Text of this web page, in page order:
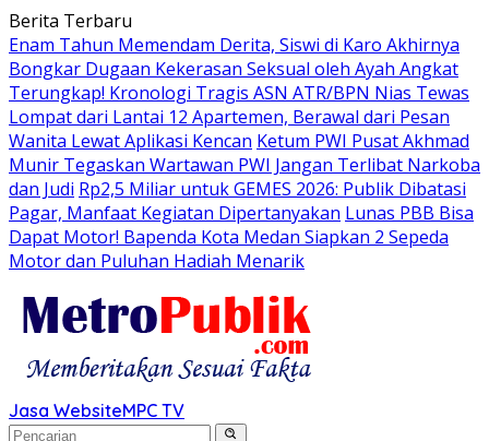
Langsung
ke
konten
Berita Terbaru
Enam Tahun Memendam Derita, Siswi di Karo Akhirnya
Bongkar Dugaan Kekerasan Seksual oleh Ayah Angkat
Terungkap! Kronologi Tragis ASN ATR/BPN Nias Tewas
Lompat dari Lantai 12 Apartemen, Berawal dari Pesan
Wanita Lewat Aplikasi Kencan Ketum PWI Pusat Akhmad
Munir Tegaskan Wartawan PWI Jangan Terlibat Narkoba
dan Judi Rp2,5 Miliar untuk GEMES 2026: Publik Dibatasi
Pagar, Manfaat Kegiatan Dipertanyakan Lunas PBB Bisa
Dapat Motor! Bapenda Kota Medan Siapkan 2 Sepeda
Motor dan Puluhan Hadiah Menarik
Jasa WebsiteMPC TV